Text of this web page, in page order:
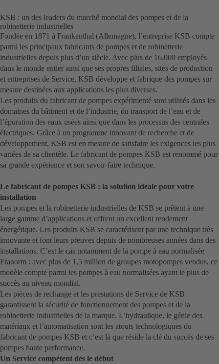
KSB : un des leaders du marché mondial des pompes et de la
robinetterie industrielles
Fondée en 1871 à Frankenthal (Allemagne), l’entreprise KSB compte
parmi les principaux fabricants de pompes et de robinetterie
industrielles depuis plus d’un siècle. Avec plus de 16.000 employés
dans le monde entier ainsi que ses propres filiales, sites de production
et entreprises de Service, KSB développe et fabrique des pompes sur
mesure destinées aux applications les plus diverses.
Les produits du fabricant de pompes expérimenté sont utilisés dans les
domaines du bâtiment et de l’industrie, du transport de l’eau et de
l’épuration des eaux usées ainsi que dans les processus des centrales
électriques. Grâce à un programme innovant de recherche et de
développement, KSB est en mesure de satisfaire les exigences les plus
variées de sa clientèle. Le fabricant de pompes KSB est renommé pour
sa grande expérience et son savoir-faire technique.
Le fabricant de pompes KSB : la solution idéale pour votre
installation
Les pompes et la robinetterie industrielles de KSB se prêtent à une
large gamme d’applications et offrent un excellent rendement
énergétique. Les produits KSB se caractérisent par une technique très
innovante et font leurs preuves depuis de nombreuses années dans des
installations. C’est le cas notamment de la pompe à eau normalisée
Etanorm : avec plus de 1,5 million de groupes motopompes vendus, ce
modèle compte parmi les pompes à eau normalisées ayant le plus de
succès au niveau mondial.
Les pièces de rechange et les prestations de Service de KSB
garantissent la sécurité de fonctionnement des pompes et de la
robinetterie industrielles de la marque. L’hydraulique, le génie des
matériaux et l’automatisation sont les atouts technologiques du
fabricant de pompes KSB et c’est là que réside la clé du succès de ses
pompes haute performance.
Un Service compétent dès le début